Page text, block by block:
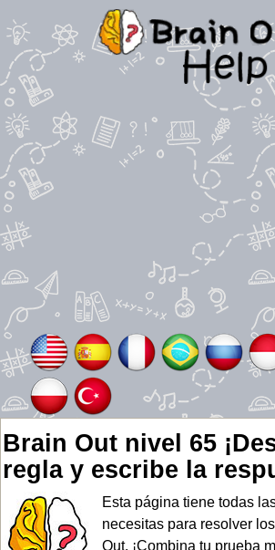
Brain Out nivel 65
regla y escribe la
Esta página tiene todas
necesitas para resolver
Out. ¡Combina tu prueba